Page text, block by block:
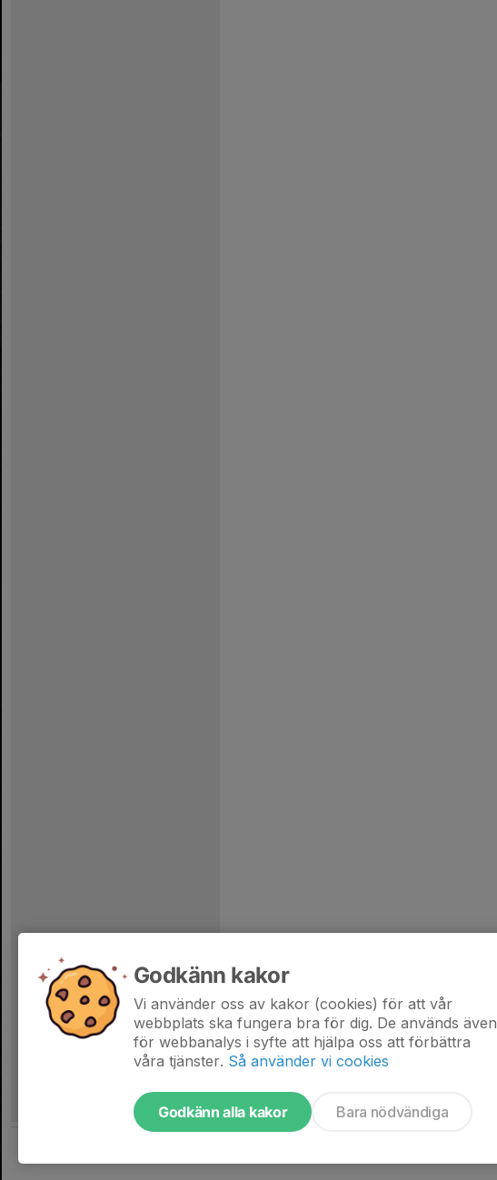
Godkänn kakor
Vi använder oss av kakor (cookies) för att vår
webbplats ska fungera bra för dig. De används även
för webbanalys i syfte att hjälpa oss att förbättra
våra tjänster. Så använder vi cookies
Godkänn alla kakor Bara nödvändiga